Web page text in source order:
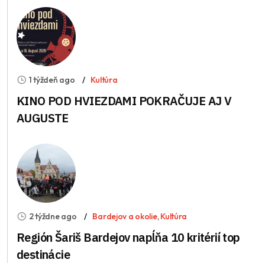
1 týždeň ago Kultúra
KINO POD HVIEZDAMI POKRAČUJE AJ V
AUGUSTE
2 týždne ago Bardejov a okolie,Kultúra
Región Šariš Bardejov napĺňa 10 kritérií top
destinácie